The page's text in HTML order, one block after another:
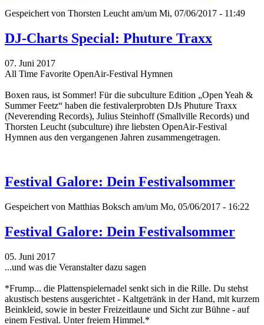
Gespeichert von Thorsten Leucht am/um Mi, 07/06/2017 - 11:49
DJ-Charts Special: Phuture Traxx
07. Juni 2017
All Time Favorite OpenAir-Festival Hymnen
Boxen raus, ist Sommer! Für die subculture Edition „Open Yeah &
Summer Feetz“ haben die festivalerprobten DJs Phuture Traxx
(Neverending Records), Julius Steinhoff (Smallville Records) und
Thorsten Leucht (subculture) ihre liebsten OpenAir-Festival
Hymnen aus den vergangenen Jahren zusammengetragen.
Festival Galore: Dein Festivalsommer
Gespeichert von Matthias Boksch am/um Mo, 05/06/2017 - 16:22
Festival Galore: Dein Festivalsommer
05. Juni 2017
...und was die Veranstalter dazu sagen
*Frump... die Plattenspielernadel senkt sich in die Rille. Du stehst
akustisch bestens ausgerichtet - Kaltgetränk in der Hand, mit kurzem
Beinkleid, sowie in bester Freizeitlaune und Sicht zur Bühne - auf
einem Festival. Unter freiem Himmel.*